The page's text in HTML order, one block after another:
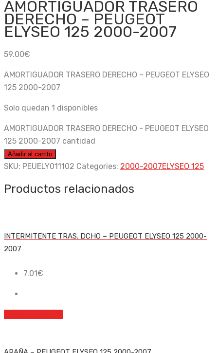
AMORTIGUADOR TRASERO
DERECHO – PEUGEOT
ELYSEO 125 2000-2007
59.00€
AMORTIGUADOR TRASERO DERECHO – PEUGEOT ELYSEO
125 2000-2007
Solo quedan 1 disponibles
AMORTIGUADOR TRASERO DERECHO - PEUGEOT ELYSEO
125 2000-2007 cantidad
Añadir al carrito
SKU: PEUELY011102 Categories: 2000-2007ELYSEO 125
Productos relacionados
INTERMITENTE TRAS. DCHO – PEUGEOT ELYSEO 125 2000-
2007
7.01€